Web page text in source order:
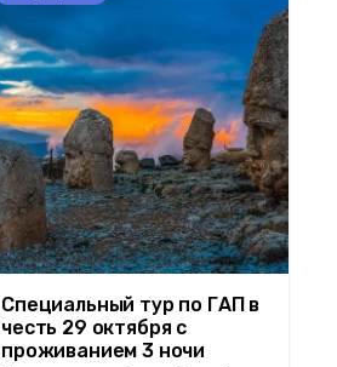
Специальный тур по ГАП в
честь 29 октября с
проживанием 3 ночи